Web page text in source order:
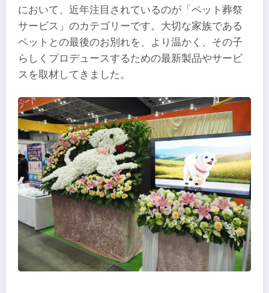
において、近年注目されているのが「ペット葬祭
サービス」のカテゴリーです。大切な家族である
ペットとの最後のお別れを、より温かく、その子
らしくプロデュースするための最新製品やサービ
スを取材してきました。